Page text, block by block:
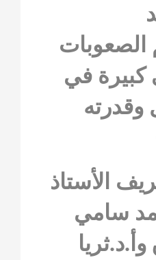
الصعوبات
كبيرة في
وقدرته
الأستاذ
سامي